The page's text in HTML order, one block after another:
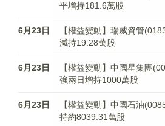
平增持181.6萬股
6月23日
【權益變動】瑞威資管
減持19.28萬股
6月23日
【權益變動】中國星集團
強兩日增持1000萬股
6月23日
【權益變動】中國石油
持約8039.31萬股